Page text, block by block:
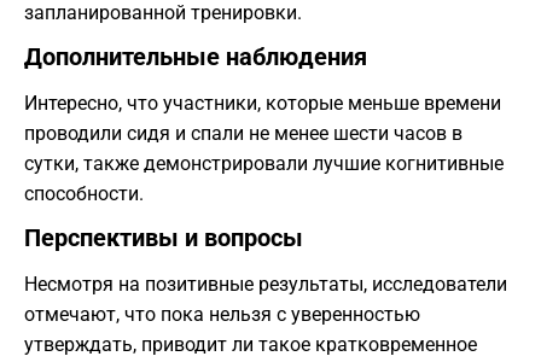
запланированной тренировки.
Дополнительные наблюдения
Интересно, что участники, которые меньше времени
проводили сидя и спали не менее шести часов в
сутки, также демонстрировали лучшие когнитивные
способности.
Перспективы и вопросы
Несмотря на позитивные результаты, исследователи
отмечают, что пока нельзя с уверенностью
утверждать, приводит ли такое кратковременное